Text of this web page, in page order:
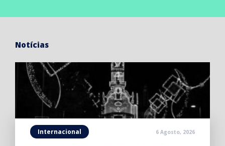
Notícias
Internacional 6 Agosto, 2026